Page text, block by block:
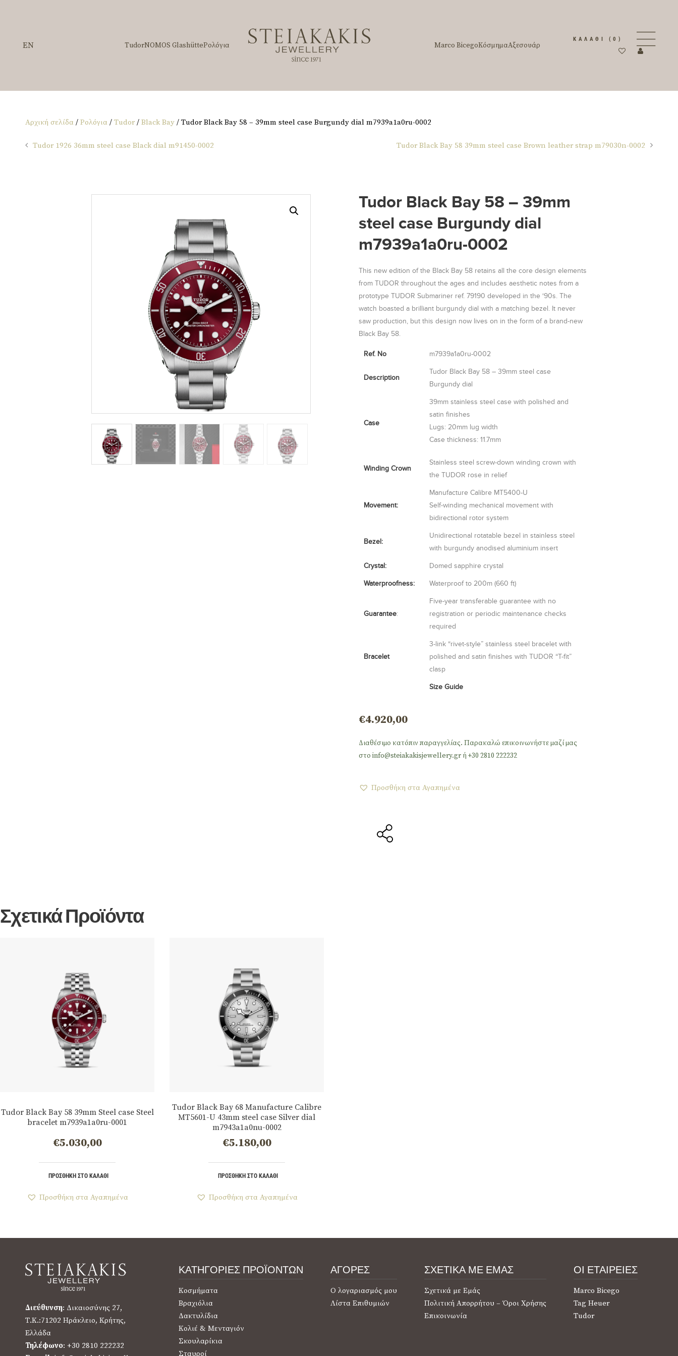
EN TudorNOMOS GlashütteΡολόγια Marco BicegoΚόσμημαΑξεσουάρ
ΚΑΛΆΘΙ (0)
Αρχική σελίδα / Ρολόγια / Tudor / Black Bay / Tudor Black Bay 58 – 39mm steel case Burgundy dial m7939a1a0ru-0002
Tudor 1926 36mm steel case Black dial m91450-0002 Tudor Black Bay 58 39mm steel case Brown leather strap m79030n-0002
Tudor Black Bay 58 – 39mm
steel case Burgundy dial
m7939a1a0ru-0002
This new edition of the Black Bay 58 retains all the core design elements
from TUDOR throughout the ages and includes aesthetic notes from a
prototype TUDOR Submariner ref. 79190 developed in the ‘90s. The
watch boasted a brilliant burgundy dial with a matching bezel. It never
saw production, but this design now lives on in the form of a brand-new
Black Bay 58.
Ref. No m7939a1a0ru-0002
Description
Tudor Black Bay 58 – 39mm steel case
Burgundy dial
Case
39mm stainless steel case with polished and
satin finishes
Lugs: 20mm lug width
Case thickness: 11.7mm
Winding Crown
Stainless steel screw-down winding crown with
the TUDOR rose in relief
Movement:
Manufacture Calibre MT5400-U
Self-winding mechanical movement with
bidirectional rotor system
Bezel:
Unidirectional rotatable bezel in stainless steel
with burgundy anodised aluminium insert
Crystal: Domed sapphire crystal
Waterproofness: Waterproof to 200m (660 ft)
Guarantee:
Five-year transferable guarantee with no
registration or periodic maintenance checks
required
Bracelet
3-link “rivet-style” stainless steel bracelet with
polished and satin finishes with TUDOR “T-fit”
clasp
Size Guide
€4.920,00
Διαθέσιμο κατόπιν παραγγελίας. Παρακαλώ επικοινωνήστε μαζί μας
στο info@steiakakisjewellery.gr ή +30 2810 222232
Προσθήκη στα Αγαπημένα
Σχετικά Προϊόντα
Tudor Black Bay 58 39mm Steel case Steel
bracelet m7939a1a0ru-0001
€5.030,00
ΠΡΟΣΘΉΚΗ ΣΤΟ ΚΑΛΆΘΙ
Προσθήκη στα Αγαπημένα
Tudor Black Bay 68 Manufacture Calibre
MT5601-U 43mm steel case Silver dial
m7943a1a0nu-0002
€5.180,00
ΠΡΟΣΘΉΚΗ ΣΤΟ ΚΑΛΆΘΙ
Προσθήκη στα Αγαπημένα
Διεύθυνση: Δικαιοσύνης 27,
Τ.Κ.:71202 Ηράκλειο, Κρήτης,
Ελλάδα
Τηλέφωνο: +30 2810 222232
ΚΑΤΗΓΟΡΙΕΣ ΠΡΟΪΟΝΤΩΝ
Κοσμήματα
Βραχιόλια
Δακτυλίδια
Κολιέ & Μενταγιόν
Σκουλαρίκια
Σταυροί
ΑΓΟΡΕΣ
Ο λογαριασμός μου
Λίστα Επιθυμιών
ΣΧΕΤΙΚΑ ΜΕ ΕΜΑΣ
Σχετικά με Εμάς
Πολιτική Απορρήτου – Όροι Χρήσης
Επικοινωνία
ΟΙ ΕΤΑΙΡΕΙΕΣ
Marco Bicego
Tag Heuer
Tudor